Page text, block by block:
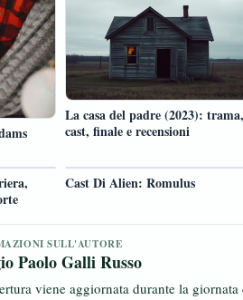
La casa del padre (2023): trama,
cast, finale e recensioni
Cast Di Alien: Romulus
SULL'AUTORE
Paolo Galli Russo
viene aggiornata durante la